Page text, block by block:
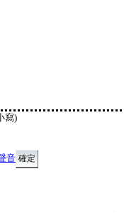
寫)
音